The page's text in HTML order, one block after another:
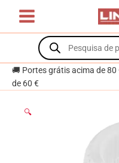
content
Products
search
🚚 Portes grátis acima de
de 60 €
🔍
SC15
transparente